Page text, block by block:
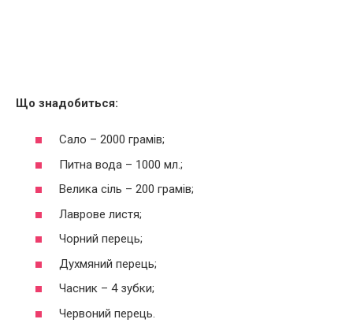
Що знадобиться:
Сало – 2000 грамів;
Питна вода – 1000 мл.;
Велика сіль – 200 грамів;
Лаврове листя;
Чорний перець;
Духмяний перець;
Часник – 4 зубки;
Червоний перець.